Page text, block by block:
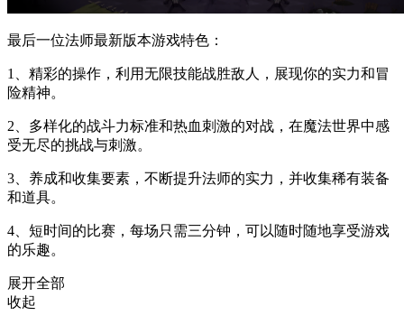
最后一位法师最新版本游戏特色：
1、精彩的操作，利用无限技能战胜敌人，展现你的实力和冒
险精神。
2、多样化的战斗力标准和热血刺激的对战，在魔法世界中感
受无尽的挑战与刺激。
3、养成和收集要素，不断提升法师的实力，并收集稀有装备
和道具。
4、短时间的比赛，每场只需三分钟，可以随时随地享受游戏
的乐趣。
展开全部
收起